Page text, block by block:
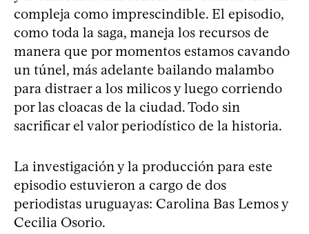
compleja como imprescindible. El episodio,
como toda la saga, maneja los recursos de
manera que por momentos estamos cavando
un túnel, más adelante bailando malambo
para distraer a los milicos y luego corriendo
por las cloacas de la ciudad. Todo sin
sacrificar el valor periodístico de la historia.
La investigación y la producción para este
episodio estuvieron a cargo de dos
periodistas uruguayas: Carolina Bas Lemos y
Cecilia Osorio.